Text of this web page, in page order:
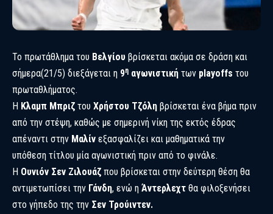
Το πρωτάθλημα του Βελγίου βρίσκεται ακόμα σε δράση και
σήμερα(21/5) διεξάγεται η 9η αγωνιστική των playoffs του
πρωταθλήματος.
Η Κλαμπ Μπριζ του Χρήστου Τζόλη βρίσκεται ένα βήμα πριν
από την στέψη, καθώς με σημερινή νίκη της εκτός έδρας
απέναντι στην Μαλίν εξασφαλίζει και μαθηματικά την
υπόθεση τίτλου μία αγωνιστική πριν από το φινάλε.
Η Ουνιόν Σεν Ζιλουάζ που βρίσκεται στην δεύτερη θέση θα
αντιμετωπίσει την Γάνδη, ενώ η Άντερλεχτ θα φιλοξενήσει
στο γήπεδο της την Σεν Τρούιντεν.